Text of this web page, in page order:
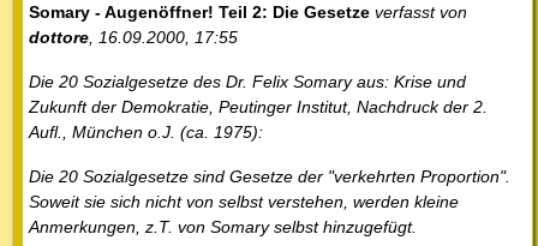
Somary - Augenöffner! Teil 2: Die Gesetze verfasst von
dottore , 16.09.2000, 17:55
Die 20 Sozialgesetze des Dr. Felix Somary aus: Krise und
Zukunft der Demokratie, Peutinger Institut, Nachdruck der 2.
Aufl., München o.J. (ca. 1975):
Die 20 Sozialgesetze sind Gesetze der "verkehrten Proportion".
Soweit sie sich nicht von selbst verstehen, werden kleine
Anmerkungen, z.T. von Somary selbst hinzugefügt.